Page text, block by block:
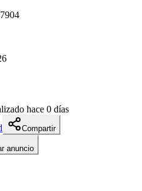
hace 0 días
Compartir
anuncio